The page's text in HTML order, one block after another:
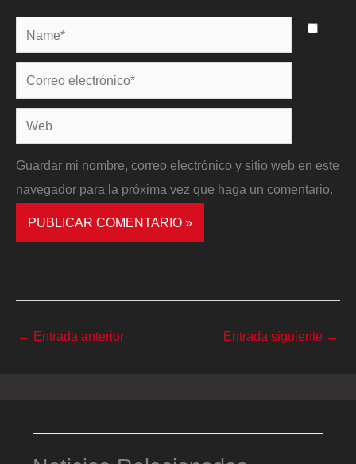
Name*
Correo
electrónico*
Web
Guardar mi nombre, correo electrónico y sitio web en este
navegador para la próxima vez que haga un comentario.
← Entrada anterior Entrada siguiente →